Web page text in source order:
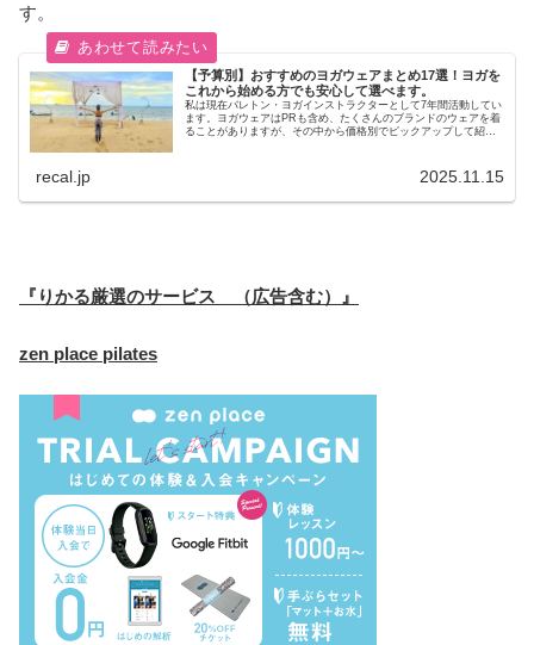
す。
【予算別】おすすめのヨガウェアまとめ17選！ヨガを
これから始める方でも安心して選べます。
私は現在バレトン・ヨガインストラクターとして7年間活動してい
ます。ヨガウェアはPRも含め、たくさんのブランドのウェアを着
ることがありますが、その中から価格別でピックアップして紹介
recal.jp 2025.11.15
『りかる厳選のサービス （広告含む）』
zen place pilates